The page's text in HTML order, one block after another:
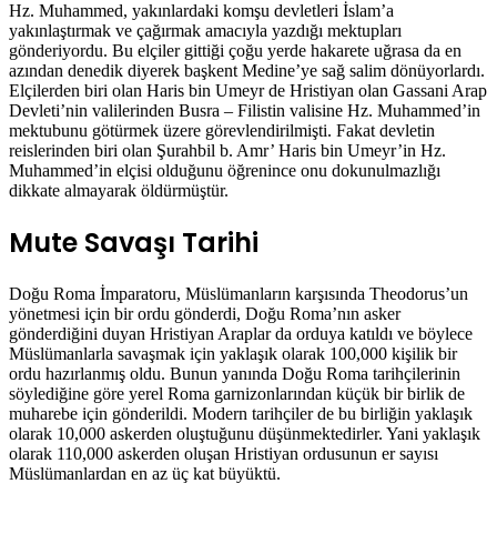
Hz. Muhammed, yakınlardaki komşu devletleri İslam’a
yakınlaştırmak ve çağırmak amacıyla yazdığı mektupları
gönderiyordu. Bu elçiler gittiği çoğu yerde hakarete uğrasa da en
azından denedik diyerek başkent Medine’ye sağ salim dönüyorlardı.
Elçilerden biri olan Haris bin Umeyr de Hristiyan olan Gassani Arap
Devleti’nin valilerinden Busra – Filistin valisine Hz. Muhammed’in
mektubunu götürmek üzere görevlendirilmişti. Fakat devletin
reislerinden biri olan Şurahbil b. Amr’ Haris bin Umeyr’in Hz.
Muhammed’in elçisi olduğunu öğrenince onu dokunulmazlığı
dikkate almayarak öldürmüştür.
Mute Savaşı Tarihi
Doğu Roma İmparatoru, Müslümanların karşısında Theodorus’un
yönetmesi için bir ordu gönderdi, Doğu Roma’nın asker
gönderdiğini duyan Hristiyan Araplar da orduya katıldı ve böylece
Müslümanlarla savaşmak için yaklaşık olarak 100,000 kişilik bir
ordu hazırlanmış oldu. Bunun yanında Doğu Roma tarihçilerinin
söylediğine göre yerel Roma garnizonlarından küçük bir birlik de
muharebe için gönderildi. Modern tarihçiler de bu birliğin yaklaşık
olarak 10,000 askerden oluştuğunu düşünmektedirler. Yani yaklaşık
olarak 110,000 askerden oluşan Hristiyan ordusunun er sayısı
Müslümanlardan en az üç kat büyüktü.